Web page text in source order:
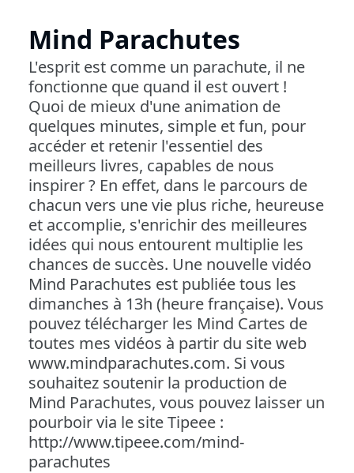
Mind Parachutes
L'esprit est comme un parachute, il ne
fonctionne que quand il est ouvert !
Quoi de mieux d'une animation de
quelques minutes, simple et fun, pour
accéder et retenir l'essentiel des
meilleurs livres, capables de nous
inspirer ? En effet, dans le parcours de
chacun vers une vie plus riche, heureuse
et accomplie, s'enrichir des meilleures
idées qui nous entourent multiplie les
chances de succès. Une nouvelle vidéo
Mind Parachutes est publiée tous les
dimanches à 13h (heure française). Vous
pouvez télécharger les Mind Cartes de
toutes mes vidéos à partir du site web
www.mindparachutes.com. Si vous
souhaitez soutenir la production de
Mind Parachutes, vous pouvez laisser un
pourboir via le site Tipeee :
http://www.tipeee.com/mind-
parachutes